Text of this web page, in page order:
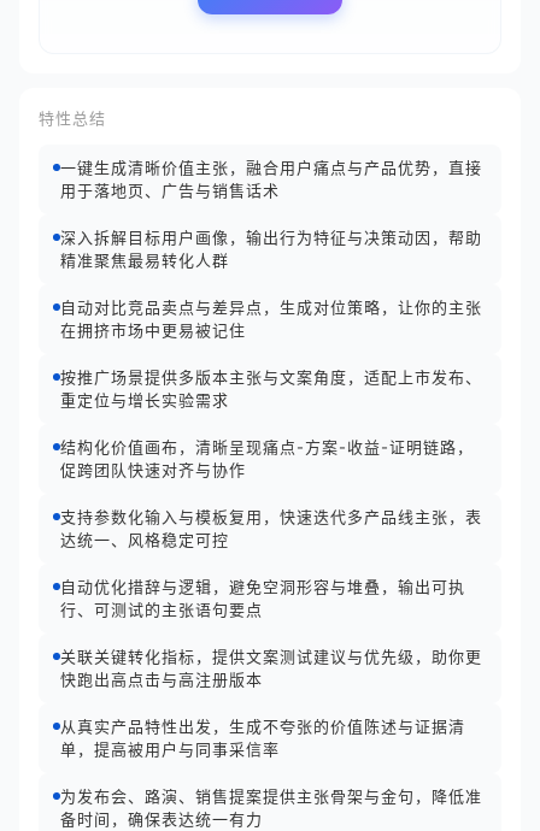
特性总结
一键生成清晰价值主张，融合用户痛点与产品优势，直接
用于落地页、广告与销售话术
深入拆解目标用户画像，输出行为特征与决策动因，帮助
精准聚焦最易转化人群
自动对比竞品卖点与差异点，生成对位策略，让你的主张
在拥挤市场中更易被记住
按推广场景提供多版本主张与文案角度，适配上市发布、
重定位与增长实验需求
结构化价值画布，清晰呈现痛点-方案-收益-证明链路，
促跨团队快速对齐与协作
支持参数化输入与模板复用，快速迭代多产品线主张，表
达统一、风格稳定可控
自动优化措辞与逻辑，避免空洞形容与堆叠，输出可执
行、可测试的主张语句要点
关联关键转化指标，提供文案测试建议与优先级，助你更
快跑出高点击与高注册版本
从真实产品特性出发，生成不夸张的价值陈述与证据清
单，提高被用户与同事采信率
为发布会、路演、销售提案提供主张骨架与金句，降低准
备时间，确保表达统一有力